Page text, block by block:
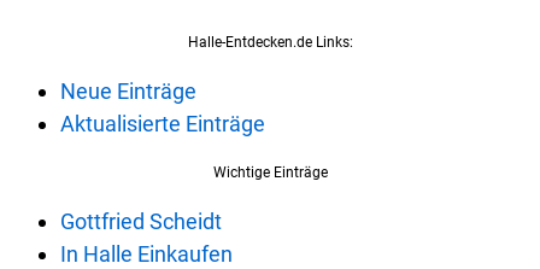
Halle-Entdecken.de Links:
Neue Einträge
Aktualisierte Einträge
Wichtige Einträge
Gottfried Scheidt
In Halle Einkaufen